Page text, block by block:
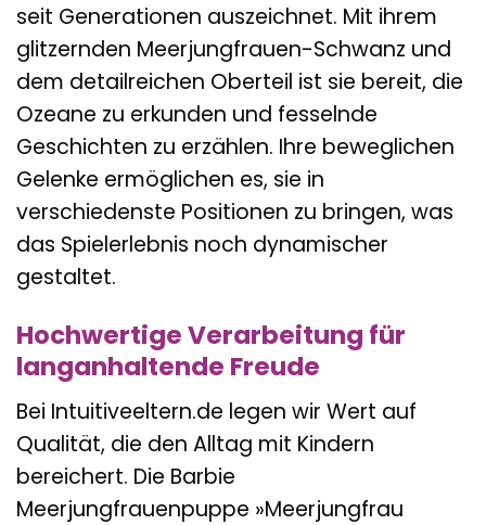
seit Generationen auszeichnet. Mit ihrem
glitzernden Meerjungfrauen-Schwanz und
dem detailreichen Oberteil ist sie bereit, die
Ozeane zu erkunden und fesselnde
Geschichten zu erzählen. Ihre beweglichen
Gelenke ermöglichen es, sie in
verschiedenste Positionen zu bringen, was
das Spielerlebnis noch dynamischer
gestaltet.
Hochwertige Verarbeitung für
langanhaltende Freude
Bei Intuitiveeltern.de legen wir Wert auf
Qualität, die den Alltag mit Kindern
bereichert. Die Barbie
Meerjungfrauenpuppe »Meerjungfrau